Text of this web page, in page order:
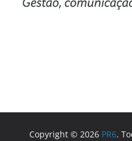
Copyright © 2026 PR6.